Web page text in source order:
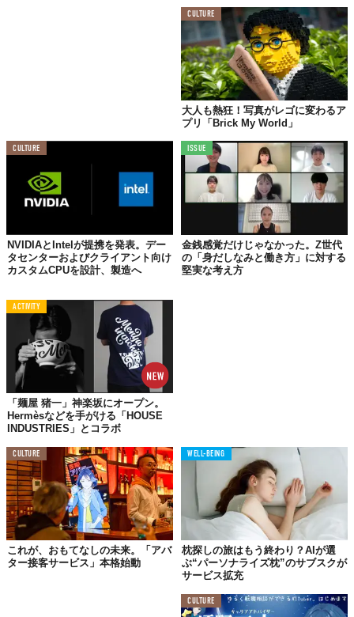
トデータをAIに学習させることで、現場のリアルな課題に応える
あなたの言葉が招く、未来のリスクを可視化する
本ツールの主な機能は、メッセージの診断・スコアリング。
入力されたメッセージがZ世代にどう受け取られるか、その適切
度を客観的な数値で把握できる仕組みだ。さらに、「共感度」
「自律尊重度」「心理的安全性」といった6つの指標で詳細に分析
し、AIが具体的な改善ポイントと最適な言い換え例まで提案す
る。
特にユニークなのが、入力されたメッセージと類似のコミュニケ
ーションが原因で実際に退職に至ったケース（匿名加工済み）を
提示する機能。
ルに理解することができるかもしれない。料金は、月間20通まで
無料で診断できるフリープランも用意されている。
CULTURE
大人も熱狂！写真がレゴに変わるア
プリ「Brick My World」
CULTURE
NVIDIAとIntelが提携を発表。デー
タセンターおよびクライアント向け
カスタムCPUを設計、製造へ
ISSUE
金銭感覚だけじゃなかった。Z世代
の「身だしなみと働き方」に対する
堅実な考え方
ACTIVITY
「麺屋 猪一」神楽坂にオープン。
Hermèsなどを手がける「HOUSE
INDUSTRIES」とコラボ
CULTURE
これが、おもてなしの未来。「アバ
ター接客サービス」本格始動
WELL-BEING
枕探しの旅はもう終わり？AIが選
ぶ“パーソナライズ枕”のサブスクが
サービス拡充
CULTURE